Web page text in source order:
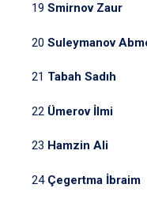
19 Smirnov Zaur
20 Suleymanov
21 Tabah Sadıh
22 Ümerov İlmi
23 Hamzin Ali
24 Çegertma İbraim